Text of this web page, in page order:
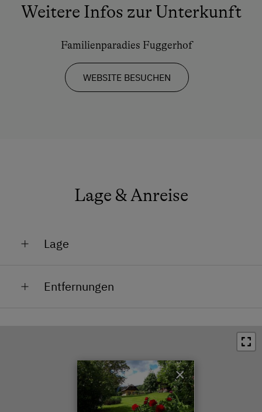
Weitere Infos zur Unterkunft
Familienparadies Fuggerhof
WEBSITE BESUCHEN
Lage & Anreise
Lage
Lage im Grünen
Entfernungen
Ortszentrum in 1.5 km
Restaurant in 1.5 km
Schwimmbad in 0 km
×